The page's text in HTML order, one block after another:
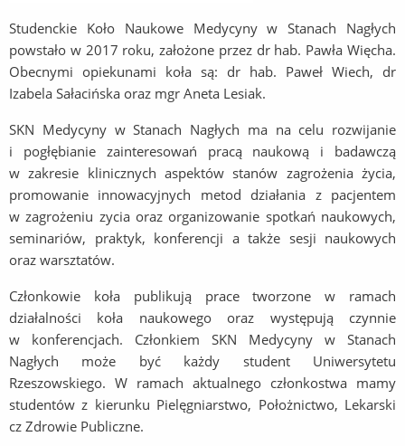
Studenckie Koło Naukowe Medycyny w Stanach Nagłych
powstało w 2017 roku, założone przez dr hab. Pawła Więcha.
Obecnymi opiekunami koła są: dr hab. Paweł Wiech, dr
Izabela Sałacińska oraz mgr Aneta Lesiak.
SKN Medycyny w Stanach Nagłych ma na celu rozwijanie
i pogłębianie zainteresowań pracą naukową i badawczą
w zakresie klinicznych aspektów stanów zagrożenia życia,
promowanie innowacyjnych metod działania z pacjentem
w zagrożeniu zycia oraz organizowanie spotkań naukowych,
seminariów, praktyk, konferencji a także sesji naukowych
oraz warsztatów.
Członkowie koła publikują prace tworzone w ramach
działalności koła naukowego oraz występują czynnie
w konferencjach. Członkiem SKN Medycyny w Stanach
Nagłych może być każdy student Uniwersytetu
Rzeszowskiego. W ramach aktualnego członkostwa mamy
studentów z kierunku Pielęgniarstwo, Położnictwo, Lekarski
cz Zdrowie Publiczne.